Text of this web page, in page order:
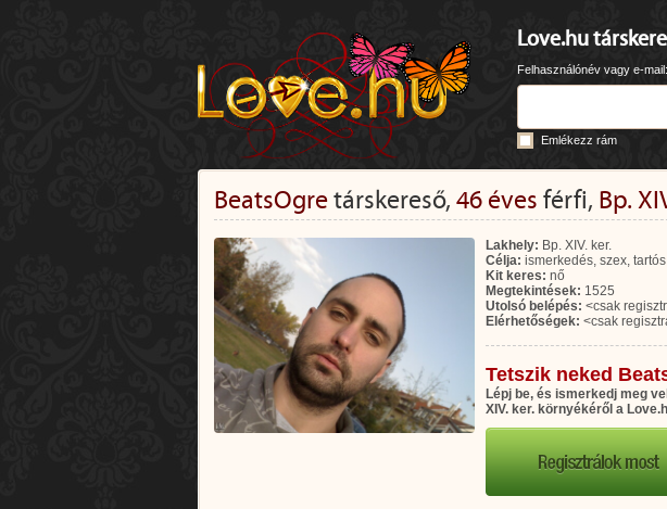
Love.hu
Felhasználónév vagy e-mail:
Emlékezz rám
BeatsOgretárskereső, 46 éves férfi, Bp.
Lakhely: Bp. XIV. ker.
Célja: ismerkedés, szex,
Kit keres: nő
Megtekintések: 1525
Utolsó belépés: <csak
Elérhetőségek: <csak
Tetszik neked
Lépj be, és ismerkedj meg
XIV. ker. környékéről a